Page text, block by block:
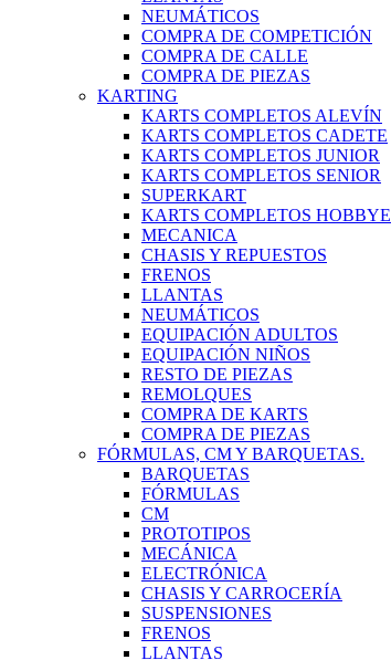
NEUMÁTICOS
COMPRA DE COMPETICIÓN
COMPRA DE CALLE
COMPRA DE PIEZAS
KARTING
KARTS COMPLETOS ALEVÍN
KARTS COMPLETOS CADETE
KARTS COMPLETOS JUNIOR
KARTS COMPLETOS SENIOR
SUPERKART
KARTS COMPLETOS HOBBYE
MECANICA
CHASIS Y REPUESTOS
FRENOS
LLANTAS
NEUMÁTICOS
EQUIPACIÓN ADULTOS
EQUIPACIÓN NIÑOS
RESTO DE PIEZAS
REMOLQUES
COMPRA DE KARTS
COMPRA DE PIEZAS
FÓRMULAS, CM Y BARQUETAS.
BARQUETAS
FÓRMULAS
CM
PROTOTIPOS
MECÁNICA
ELECTRÓNICA
CHASIS Y CARROCERÍA
SUSPENSIONES
FRENOS
LLANTAS